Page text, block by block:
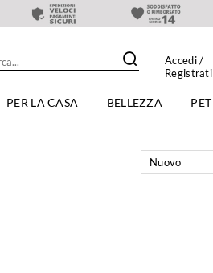
Accedi /
Registrati
PER LA CASA BELLEZZA PET
Nuovo